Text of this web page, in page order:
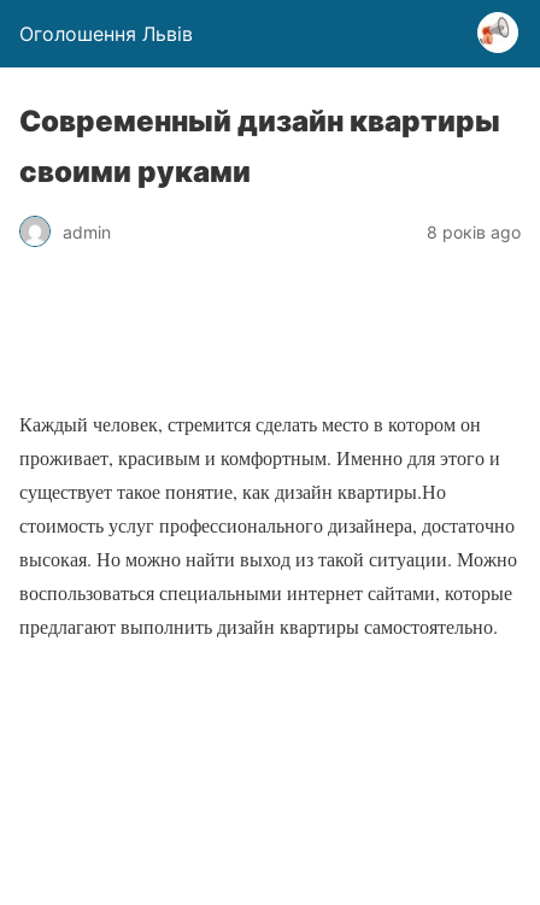
Оголошення Львів
Современный дизайн квартиры
своими руками
admin 8 років ago
Каждый человек, стремится сделать место в котором он
проживает, красивым и комфортным. Именно для этого и
существует такое понятие, как дизайн квартиры.Но
стоимость услуг профессионального дизайнера, достаточно
высокая. Но можно найти выход из такой ситуации. Можно
воспользоваться специальными интернет сайтами, которые
предлагают выполнить дизайн квартиры самостоятельно.